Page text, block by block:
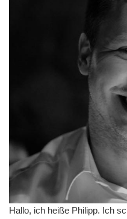
Hallo, ich heiße Philipp. Ich